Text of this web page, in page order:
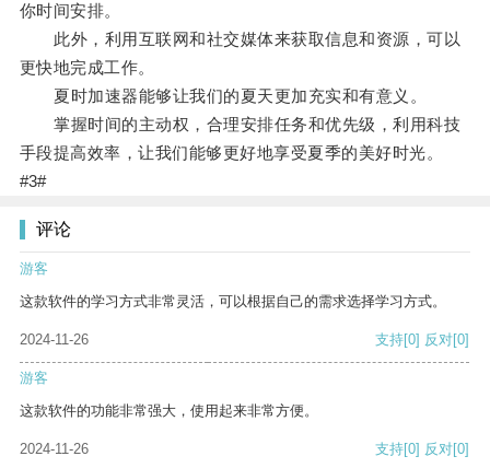
你时间安排。
此外，利用互联网和社交媒体来获取信息和资源，可以
更快地完成工作。
夏时加速器能够让我们的夏天更加充实和有意义。
掌握时间的主动权，合理安排任务和优先级，利用科技
手段提高效率，让我们能够更好地享受夏季的美好时光。
#3#
评论
游客
这款软件的学习方式非常灵活，可以根据自己的需求选择学习方式。
2024-11-26 支持[0] 反对[0]
游客
这款软件的功能非常强大，使用起来非常方便。
2024-11-26 支持[0] 反对[0]